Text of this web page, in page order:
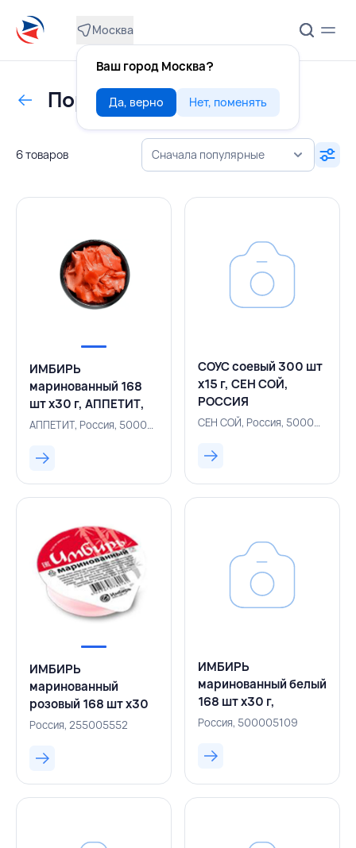
Москва
Ваш город Москва?
Да, верно Нет, поменять
Порционные продукты
6 товаров Сначала популярные
ИМБИРЬ
маринованный 168
шт х30 г, АППЕТИТ,
РОССИЯ
АППЕТИТ, Россия, 500000710
СОУС соевый 300 шт
х15 г, СЕН СОЙ,
РОССИЯ
СЕН СОЙ, Россия, 500005112
ИМБИРЬ
маринованный
розовый 168 шт х30
г, ИМБИРЬ, РОССИЯ
Россия, 255005552
ИМБИРЬ
маринованный белый
168 шт х30 г,
РОССИЯ
Россия, 500005109